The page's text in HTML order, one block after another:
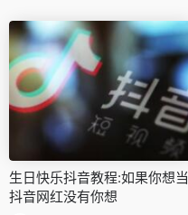
生日快乐抖音教程:如果你想当
抖音网红没有你想